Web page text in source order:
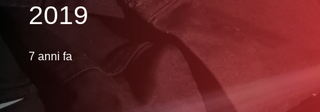
2019
7 anni fa